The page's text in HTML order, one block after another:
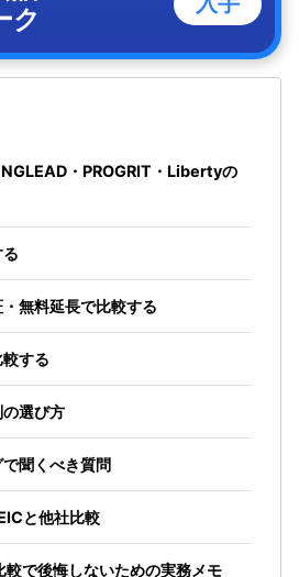
ク
・PROGRIT・Libertyの
無料延長で比較する
する
選び方
聞くべき質問
と他社比較
で後悔しないための実務メモ